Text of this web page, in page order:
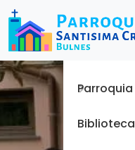
Menu
Inicio
Parroquia
Biblioteca